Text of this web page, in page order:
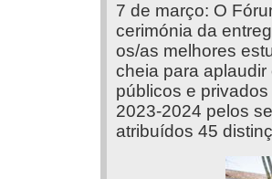
7 de março: O
cerimónia da
os/as melhores
cheia para
públicos e
2023-2024 pelos
atribuídos 45